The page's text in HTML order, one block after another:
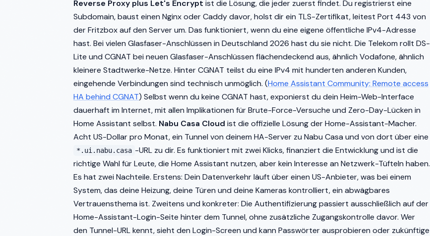
Reverse Proxy plus Let's Encrypt ist die Lösung, die jeder zuerst findet. Du registrierst eine
Subdomain, baust einen Nginx oder Caddy davor, holst dir ein TLS-Zertifikat, leitest Port 443 von
der Fritzbox auf den Server um. Das funktioniert, wenn du eine eigene öffentliche IPv4-Adresse
hast. Bei vielen Glasfaser-Anschlüssen in Deutschland 2026 hast du sie nicht. Die Telekom rollt DS-
Lite und CGNAT bei neuen Glasfaser-Anschlüssen flächendeckend aus, ähnlich Vodafone, ähnlich
kleinere Stadtwerke-Netze. Hinter CGNAT teilst du eine IPv4 mit hunderten anderen Kunden,
eingehende Verbindungen sind technisch unmöglich. (Home Assistant Community: Remote access
HA behind CGNAT) Selbst wenn du keine CGNAT hast, exponierst du dein Heim-Web-Interface
dauerhaft im Internet, mit allen Implikationen für Brute-Force-Versuche und Zero-Day-Lücken in
Home Assistant selbst. Nabu Casa Cloud ist die offizielle Lösung der Home-Assistant-Macher.
Acht US-Dollar pro Monat, ein Tunnel von deinem HA-Server zu Nabu Casa und von dort über eine
*.ui.nabu.casa -URL zu dir. Es funktioniert mit zwei Klicks, finanziert die Entwicklung und ist die
richtige Wahl für Leute, die Home Assistant nutzen, aber kein Interesse an Netzwerk-Tüfteln haben.
Es hat zwei Nachteile. Erstens: Dein Datenverkehr läuft über einen US-Anbieter, was bei einem
System, das deine Heizung, deine Türen und deine Kameras kontrolliert, ein abwägbares
Vertrauensthema ist. Zweitens und konkreter: Die Authentifizierung passiert ausschließlich auf der
Home-Assistant-Login-Seite hinter dem Tunnel, ohne zusätzliche Zugangskontrolle davor. Wer
den Tunnel-URL kennt, sieht den Login-Screen und kann Passwörter ausprobieren oder zukünftige